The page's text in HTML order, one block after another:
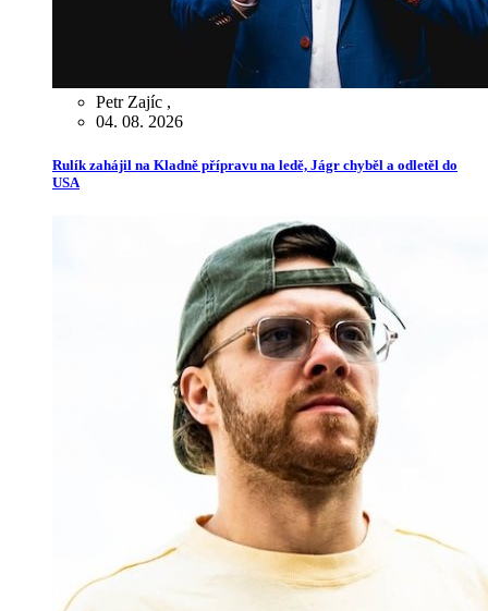
Petr Zajíc ,
04. 08. 2026
Rulík zahájil na Kladně přípravu na ledě, Jágr chyběl a odletěl do
USA